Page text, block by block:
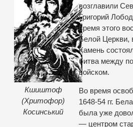
Кшиштоф
(Хритофор)
Косинський
возглавили
Григорий
время этого
Белой Церкви,
Камень
битва между
войском.
Во время
1648-54 гг.
была уже
— центром